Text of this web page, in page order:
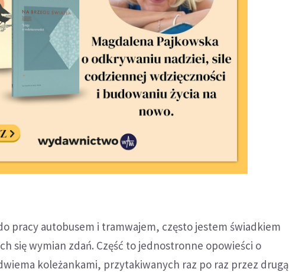
pracy autobusem i tramwajem, często jestem świadkiem
się wymian zdań. Część to jednostronne opowieści o
koleżankami, przytakiwanych raz po raz przez drugą